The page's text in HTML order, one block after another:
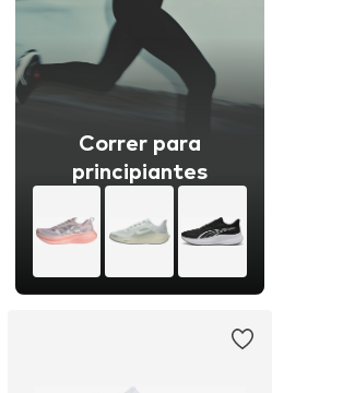
Correr para
principiantes